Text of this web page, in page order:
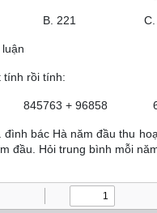
B. 221 C.
tính rồi tính:
+ 96858
đình bác Hà năm đầu thu
đầu. Hỏi trung bình mỗi